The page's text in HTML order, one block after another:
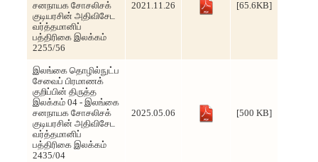
சனநாயக சோசலிசக்
குடியரசின் அதிவிசேட
வர்த்தமானிப்
பத்திரிகை இலக்கம்
2255/56
2021.11.26 [65.6KB]
இலங்கை தொழில்நுட்ப
சேவைப் பிரமாணக்
குறிப்பின் திருத்த
இலக்கம் 04 - இலங்கை
சனநாயக சோசலிசக்
குடியரசின் அதிவிசேட
வர்த்தமானிப்
பத்திரிகை இலக்கம்
2435/04
2025.05.06 [500 KB]